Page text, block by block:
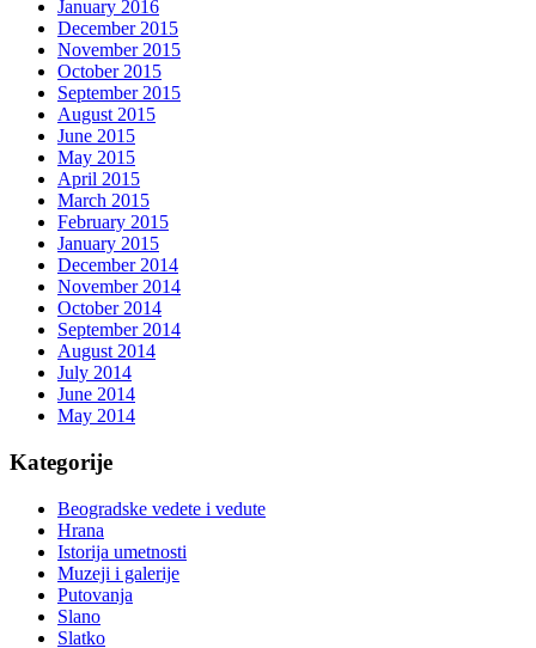
January 2016
December 2015
November 2015
October 2015
September 2015
August 2015
June 2015
May 2015
April 2015
March 2015
February 2015
January 2015
December 2014
November 2014
October 2014
September 2014
August 2014
July 2014
June 2014
May 2014
Kategorije
Beogradske vedete i vedute
Hrana
Istorija umetnosti
Muzeji i galerije
Putovanja
Slano
Slatko